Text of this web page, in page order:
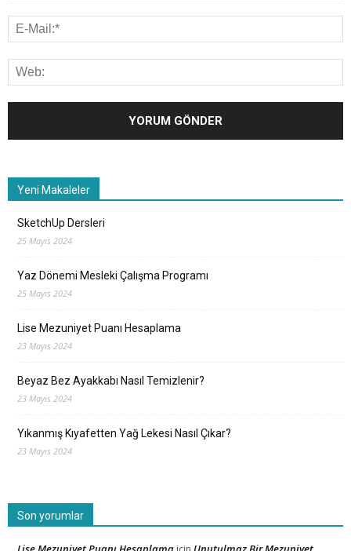
Yeni Makaleler
SketchUp Dersleri
25 Mayıs 2024
Yaz Dönemi Mesleki Çalışma Programı
25 Mayıs 2024
Lise Mezuniyet Puanı Hesaplama
23 Mayıs 2024
Beyaz Bez Ayakkabı Nasıl Temizlenir?
23 Mayıs 2024
Yıkanmış Kıyafetten Yağ Lekesi Nasıl Çıkar?
23 Mayıs 2024
Son yorumlar